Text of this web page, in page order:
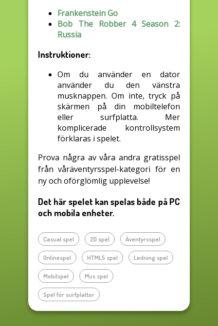
Frankenstein Go
Bob The Robber 4 Season 2:
Russia
Instruktioner:
Om du använder en dator
använder du den vänstra
musknappen. Om inte, tryck på
skärmen på din mobiltelefon
eller surfplatta. Mer
komplicerade kontrollsystem
förklaras i spelet.
Prova några av våra andra gratisspel
från våräventyrsspel-kategori för en
ny och oförglömlig upplevelse!
Det här spelet kan spelas både på PC
och mobila enheter.
Casual spel 2D spel Äventyrsspel
Onlinespel HTML5 spel Ledning spel
Mobilspel Mus spel
Spel för surfplattor